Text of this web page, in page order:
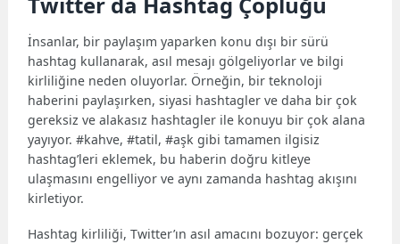
İnsanlar, bir paylaşım yaparken konu dışı bir sürü
hashtag kullanarak, asıl mesajı gölgeliyorlar ve bilgi
kirliliğine neden oluyorlar. Örneğin, bir teknoloji
haberini paylaşırken, siyasi hashtagler ve daha bir çok
gereksiz ve alakasız hashtagler ile konuyu bir çok alana
yayıyor. #kahve, #tatil, #aşk gibi tamamen ilgisiz
hashtag’leri eklemek, bu haberin doğru kitleye
ulaşmasını engelliyor ve aynı zamanda hashtag akışını
kirletiyor.
Hashtag kirliliği, Twitter’ın asıl amacını bozuyor: gerçek